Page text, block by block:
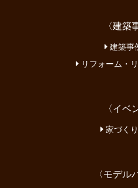
〈建築
建築事
リフォーム・
〈イベ
家づく
〈モデル